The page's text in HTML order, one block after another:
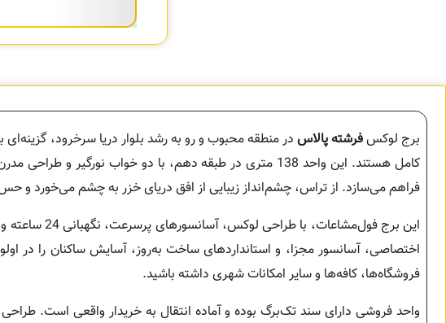
برج لوکسفرشته پالاس در منطقه محبوب و رو به رشد بلوار دریا سرخرود،
فراهم می‌سازد. از تراس، چشم‌انداز زیبایی از افق دریای خزر به چشم می‌خورد و
این برج
اختصاصی، آسانسور مجزا، و استانداردهای ساخت به‌روز، آسایش ساکنان را در
فروشگاه‌ها، کافه‌ها و سایر امکانات شهری داشته باشید.
واحد فروشی دارای سند تک‌برگ بوده و آماده انتقال به خریدار واقعی است.